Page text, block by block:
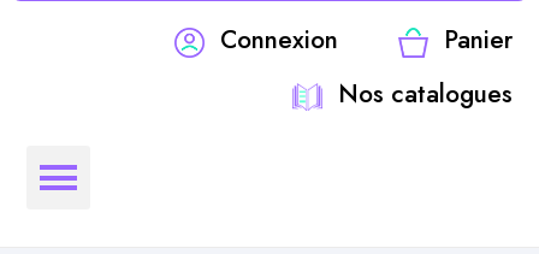
Connexion
Panier
Nos catalogues